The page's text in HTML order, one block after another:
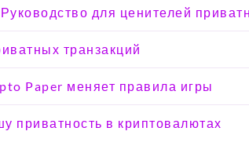
для ценителей
транзакций
Paper меняет правила игры
приватность в криптовалютах